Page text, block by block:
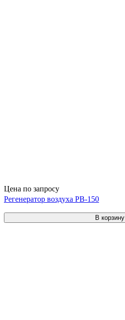
Цена по запросу
Регенератор воздуха РВ-150
В корзину